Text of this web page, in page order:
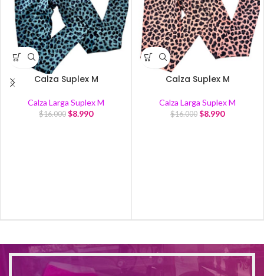
Calza Suplex M
Calza Larga Suplex M
$16.000 $8.990
Calza Suplex M
Calza Larga Suplex M
$16.000 $8.990